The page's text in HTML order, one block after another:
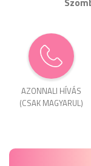
AZONNALI HÍVÁS
(CSAK MAGYARUL)